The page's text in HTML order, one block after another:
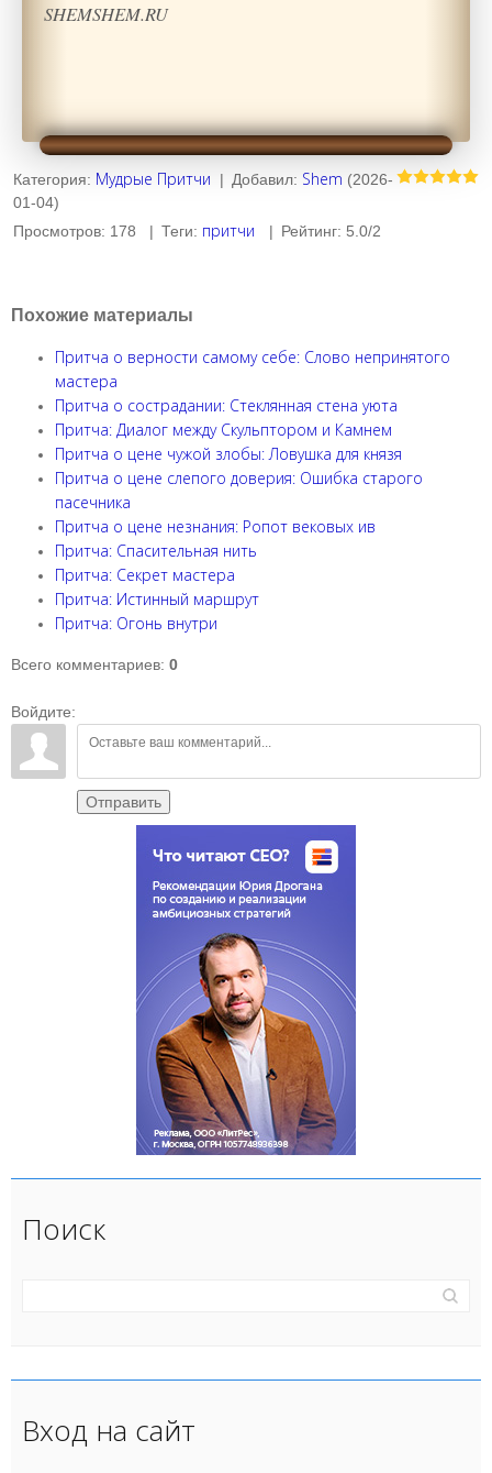
SHEMSHEM.RU
Категория: Мудрые Притчи | Добавил: Shem (2026-
01-04)
Просмотров: 178 | Теги: притчи | Рейтинг: 5.0/2
Похожие материалы
Притча о верности самому себе: Слово непринятого
мастера
Притча о сострадании: Стеклянная стена уюта
Притча: Диалог между Скульптором и Камнем
Притча о цене чужой злобы: Ловушка для князя
Притча о цене слепого доверия: Ошибка старого
пасечника
Притча о цене незнания: Ропот вековых ив
Притча: Спасительная нить
Притча: Секрет мастера
Притча: Истинный маршрут
Притча: Огонь внутри
Всего комментариев: 0
Войдите:
Отправить
Поиск
Вход на сайт